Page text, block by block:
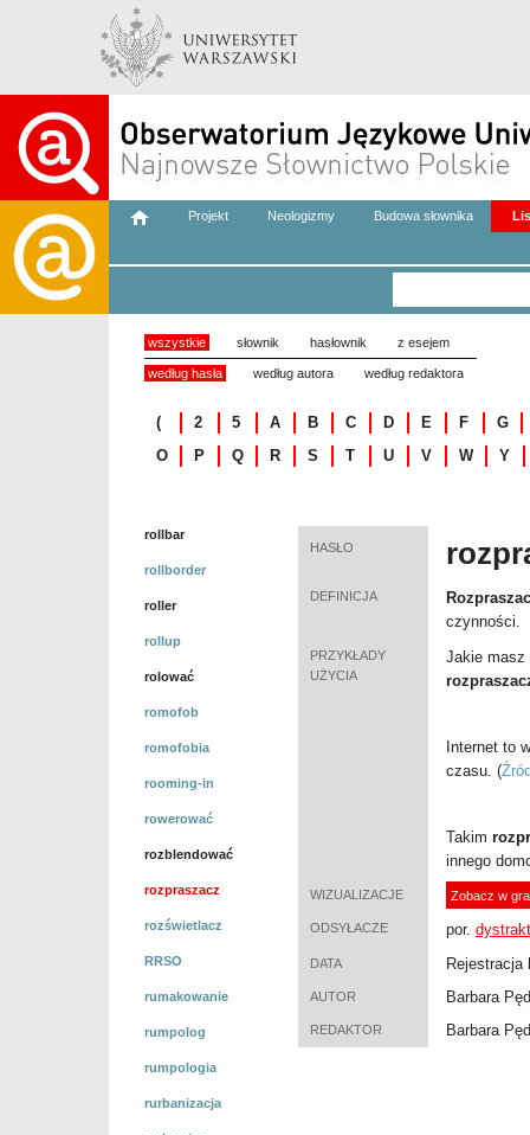
Projekt Neologizmy Budowa słownika
wszystkie słownik hasłownik z esejem
według hasła według autora według redaktora
( 2 5 A B C D E F
G
O
P Q R S T U V W Y
rollbar
rollborder
roller
rollup
rolować
romofob
romofobia
rooming-in
rowerować
rozblendować
rozpraszacz
rozświetlacz
RRSO
rumakowanie
rumpolog
rumpologia
rurbanizacja
HASŁO
DEFINICJA
czynności.
PRZYKŁADY
UŻYCIA
Jakie masz
Internet to
czasu. (
Takim
innego
WIZUALIZACJE Zobacz w
ODSYŁACZE por.
DATA Rejestracja
AUTOR Barbara
REDAKTOR Barbara